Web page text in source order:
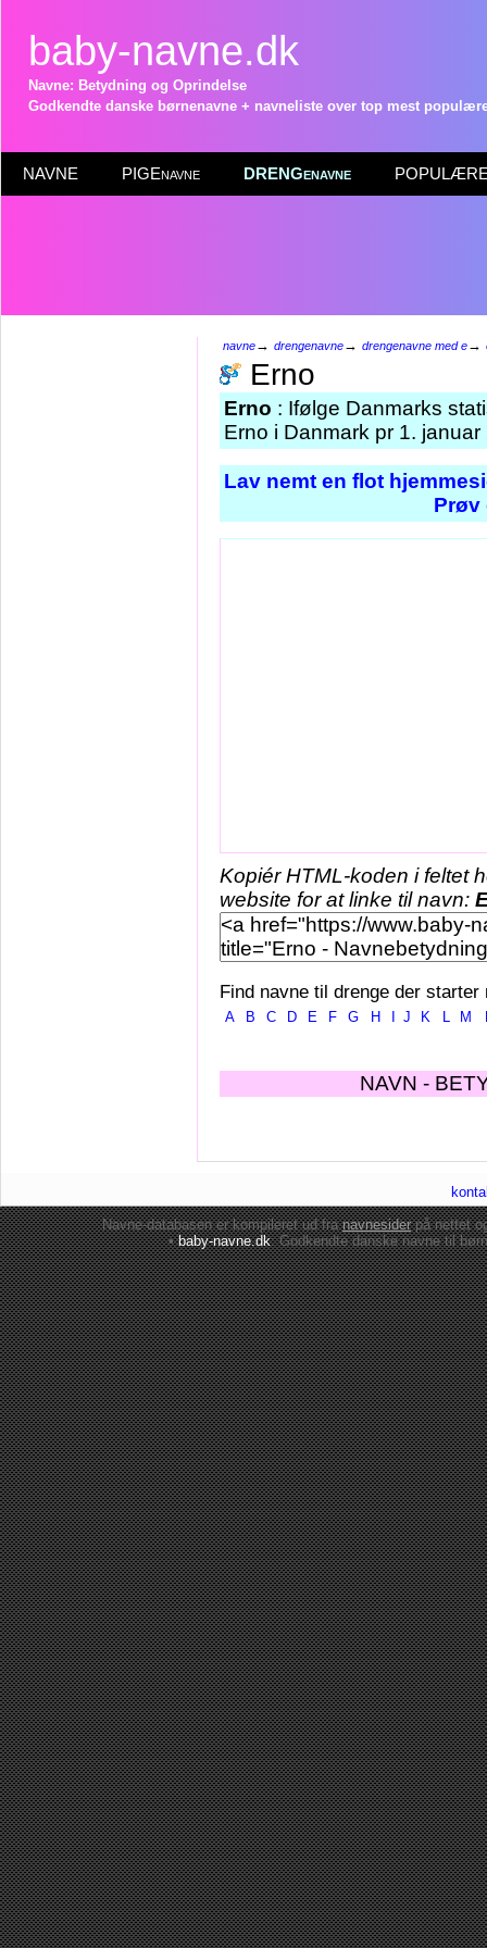
baby-navne.dk
Navne: Betydning og Oprindelse
Godkendte danske børnenavne + navneliste over top mest
NAVNE PIGEnavne DRENGenavne POPULÆRE
navne→ drengenavne→ drengenavne med e→
Erno
Erno : Ifølge Danmarks
Erno i Danmark pr 1. januar
Lav nemt en flot
Prøv
Kopiér HTML-koden i feltet
website for at linke til navn:
Find navne til drenge der starter
A B C D E F G H J K L M
NAVN -
Navne-databasen er kompileret ud franavnesiderpå nettet
•baby-navne.dk: Godkendte danskenavne til børn